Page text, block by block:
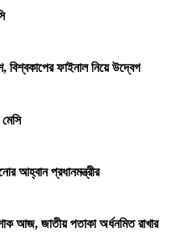
বিশ্বকাপের ফাইনাল নিয়ে উদ্বেগ
আহ্বান প্রধানমন্ত্রীর
আজ, জাতীয় পতাকা অর্ধনমিত রাখার